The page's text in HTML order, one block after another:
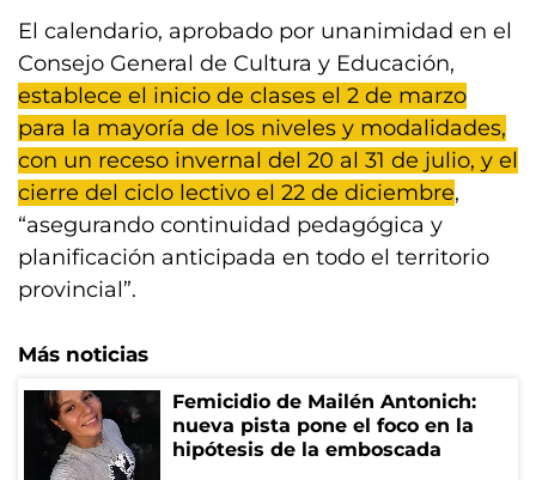
El calendario, aprobado por unanimidad en el
Consejo General de Cultura y Educación,
establece el inicio de clases el 2 de marzo
para la mayoría de los niveles y modalidades,
con un receso invernal del 20 al 31 de julio, y el
cierre del ciclo lectivo el 22 de diciembre,
“asegurando continuidad pedagógica y
planificación anticipada en todo el territorio
provincial”.
Más noticias
Femicidio de Mailén Antonich:
nueva pista pone el foco en la
hipótesis de la emboscada